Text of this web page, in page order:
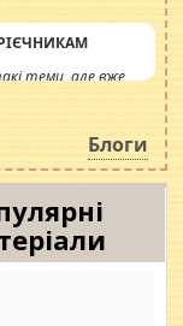
теми, але вже
інсенуації
Штучно
Блоги